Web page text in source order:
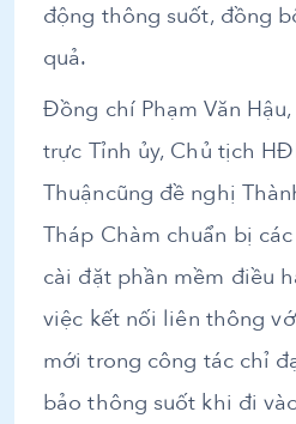
động thông suốt, đồng
quả.
Đồng chí Phạm Văn
trực Tỉnh ủy, Chủ tịch
Thuậncũng đề nghị
Tháp Chàm chuẩn bị
cài đặt phần mềm điều
việc kết nối liên thông
mới trong công tác chỉ
bảo thông suốt khi đi